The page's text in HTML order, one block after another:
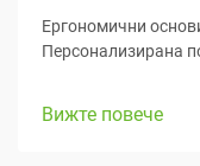
Ергономични
Персонализирана
особено при
Вижте повече